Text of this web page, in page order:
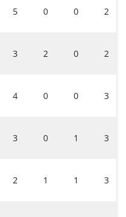
5 0 0 2
3 2 0 2
4 0 0 3
3 0 1 3
2 1 1 3